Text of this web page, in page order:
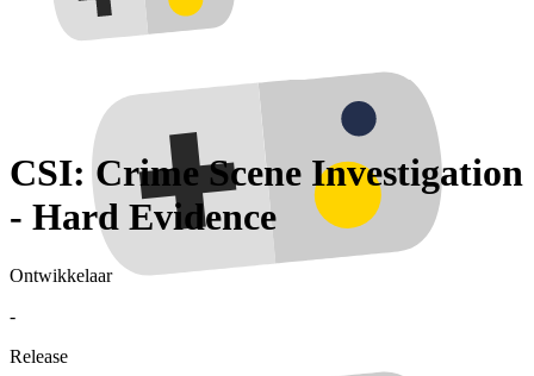
CSI: Crime Scene Investigation
- Hard Evidence
Ontwikkelaar
-
Release